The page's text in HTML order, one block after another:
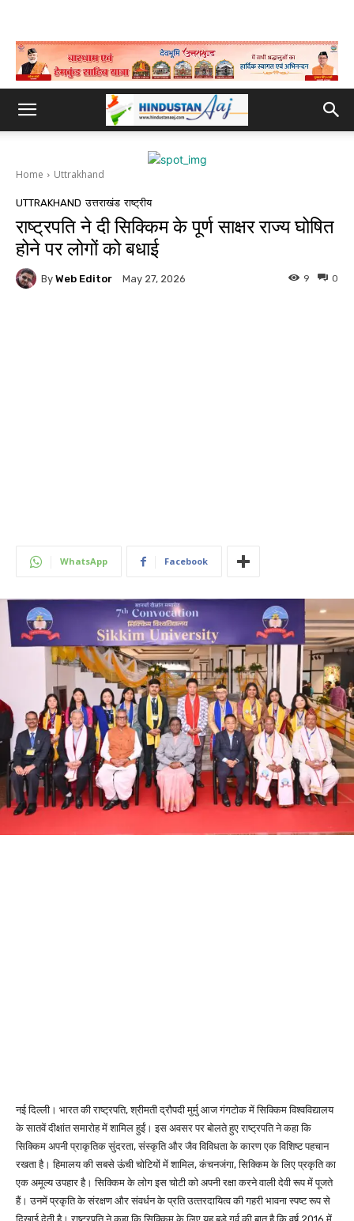
Home Uttrakhand
UTTRAKHAND उत्तराखंड राष्ट्रीय
राष्ट्रपति ने दी सिक्किम के पूर्ण साक्षर राज्य घोषित
होने पर लोगों को बधाई
By Web Editor May 27, 2026 0
9
WhatsApp Facebook
नई दिल्ली। भारत की राष्ट्रपति, श्रीमती द्रौपदी मुर्मु आज गंगटोक में सिक्किम विश्वविद्यालय
के सातवें दीक्षांत समारोह में शामिल हुईं। इस अवसर पर बोलते हुए राष्ट्रपति ने कहा कि
सिक्किम अपनी प्राकृतिक सुंदरता, संस्कृति और जैव विविधता के कारण एक विशिष्ट पहचान
रखता है। हिमालय की सबसे ऊंची चोटियों में शामिल, कंचनजंगा, सिक्किम के लिए प्रकृति का
एक अमूल्य उपहार है। सिक्किम के लोग इस चोटी को अपनी रक्षा करने वाली देवी रूप में पूजते
हैं। उनमें प्रकृति के संरक्षण और संवर्धन के प्रति उत्‍तरदायित्व की गहरी भावना स्पष्ट रूप से